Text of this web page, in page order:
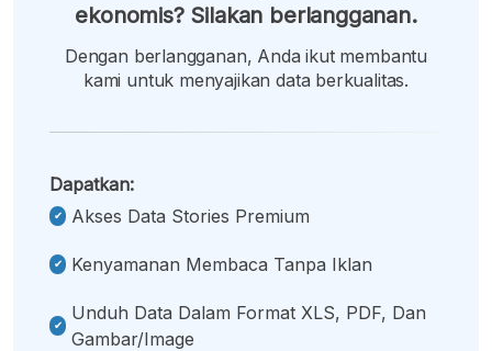
ekonomis? Silakan berlangganan.
Dengan berlangganan, Anda ikut membantu
kami untuk menyajikan data berkualitas.
Dapatkan:
Akses Data Stories Premium
Kenyamanan Membaca Tanpa Iklan
Unduh Data Dalam Format XLS, PDF, Dan
Gambar/image